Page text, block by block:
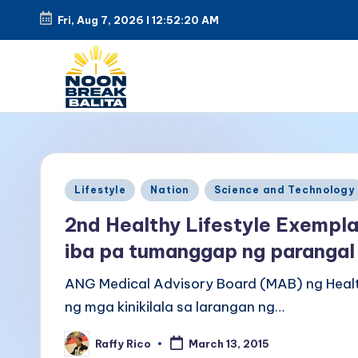
Skip
Fri, Aug 7, 2026 l 12:52:20 AM
o
o
n
B
r
e
tuwing
tanghali.
Posted
Lifestyle Nation Science and Technology
2nd Healthy Lifestyle
iba pa tumanggap ng parangal
ANG Medical Advisory Board (MAB) ng
ng mga kinikilala sa larangan ng…
PostedRaffy Rico March 13, 2015